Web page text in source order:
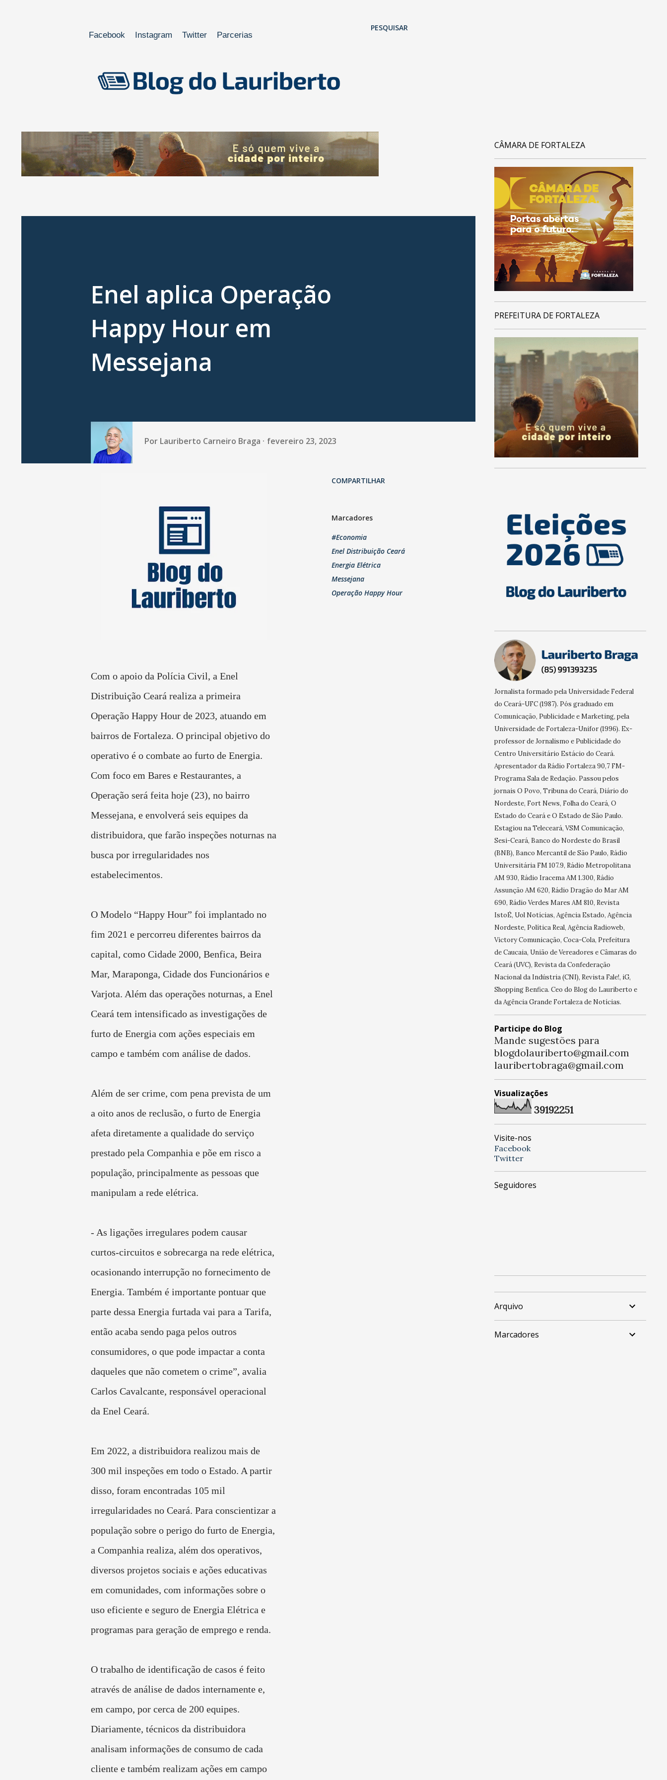
Facebook Instagram Twitter Parcerias
PESQUISAR
Enel aplica Operação
Happy Hour em
Messejana
Por Lauriberto Carneiro Braga fevereiro 23, 2023
Com o apoio da Polícia Civil, a Enel
Distribuição Ceará realiza a primeira
Operação Happy Hour de 2023, atuando em
bairros de Fortaleza. O principal objetivo do
operativo é o combate ao furto de Energia.
Com foco em Bares e Restaurantes, a
Operação será feita hoje (23), no bairro
Messejana, e envolverá seis equipes da
distribuidora, que farão inspeções noturnas na
busca por irregularidades nos
estabelecimentos.
O Modelo “Happy Hour” foi implantado no
fim 2021 e percorreu diferentes bairros da
capital, como Cidade 2000, Benfica, Beira
Mar, Maraponga, Cidade dos Funcionários e
Varjota. Além das operações noturnas, a Enel
Ceará tem intensificado as investigações de
furto de Energia com ações especiais em
campo e também com análise de dados.
Além de ser crime, com pena prevista de um
a oito anos de reclusão, o furto de Energia
afeta diretamente a qualidade do serviço
prestado pela Companhia e põe em risco a
população, principalmente as pessoas que
manipulam a rede elétrica.
- As ligações irregulares podem causar
curtos-circuitos e sobrecarga na rede elétrica,
ocasionando interrupção no fornecimento de
Energia. Também é importante pontuar que
parte dessa Energia furtada vai para a Tarifa,
então acaba sendo paga pelos outros
consumidores, o que pode impactar a conta
daqueles que não cometem o crime”, avalia
Carlos Cavalcante, responsável operacional
da Enel Ceará.
Em 2022, a distribuidora realizou mais de
300 mil inspeções em todo o Estado. A partir
disso, foram encontradas 105 mil
irregularidades no Ceará. Para conscientizar a
população sobre o perigo do furto de Energia,
a Companhia realiza, além dos operativos,
diversos projetos sociais e ações educativas
em comunidades, com informações sobre o
uso eficiente e seguro de Energia Elétrica e
programas para geração de emprego e renda.
O trabalho de identificação de casos é feito
através de análise de dados internamente e,
em campo, por cerca de 200 equipes.
Diariamente, técnicos da distribuidora
analisam informações de consumo de cada
cliente e também realizam ações em campo
COMPARTILHAR
Marcadores
#Economia
Enel Distribuição Ceará
Energia Elétrica
Messejana
Operação Happy Hour
CÂMARA DE FORTALEZA
PREFEITURA DE FORTALEZA
Jornalista formado pela Universidade Federal
do Ceará-UFC (1987). Pós graduado em
Comunicação, Publicidade e Marketing, pela
Universidade de Fortaleza-Unifor (1996). Ex-
professor de Jornalismo e Publicidade do
Centro Universitário Estácio do Ceará.
Apresentador da Rádio Fortaleza 90,7 FM-
Programa Sala de Redação. Passou pelos
jornais O Povo, Tribuna do Ceará, Diário do
Nordeste, Fort News, Folha do Ceará, O
Estado do Ceará e O Estado de São Paulo.
Estagiou na Teleceará, VSM Comunicação,
Sesi-Ceará, Banco do Nordeste do Brasil
(BNB), Banco Mercantil de São Paulo, Rádio
Universitária FM 107.9, Rádio Metropolitana
AM 930, Rádio Iracema AM 1.300, Rádio
Assunção AM 620, Rádio Dragão do Mar AM
690, Rádio Verdes Mares AM 810, Revista
IstoÉ, Uol Notícias, Agência Estado, Agência
Nordeste, Política Real, Agência Radioweb,
Victory Comunicação, Coca-Cola, Prefeitura
de Caucaia, União de Vereadores e Câmaras do
Ceará (UVC), Revista da Confederação
Nacional da Indústria (CNI), Revista Fale!, iG,
Shopping Benfica. Ceo do Blog do Lauriberto e
da Agência Grande Fortaleza de Notícias.
Participe do Blog
Mande sugestões para
blogdolauriberto@gmail.com
lauribertobraga@gmail.com
Visualizações
39192251
Visite-nos
Facebook
Twitter
Seguidores
Arquivo
Marcadores